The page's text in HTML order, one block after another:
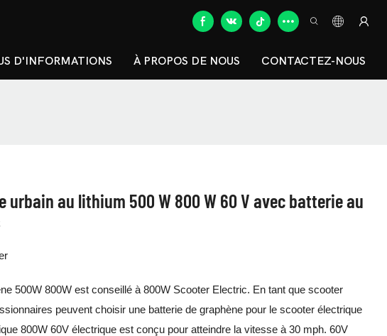
D'INFORMATIONS À PROPOS DE NOUS CONTACTEZ-NOUS
au lithium 500 W 800 W 60 V avec batterie au
500W 800W est conseillé à 800W Scooter Electric. En tant que scooter
peuvent choisir une batterie de graphène pour le scooter électrique
800W 60V électrique est conçu pour atteindre la vitesse à 30 mph. 60V